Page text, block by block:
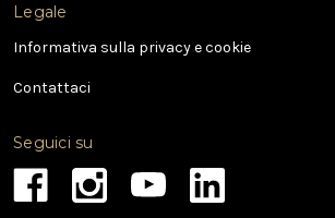
Legale
Informativa sulla privacy e cookie
Contattaci
Seguici su